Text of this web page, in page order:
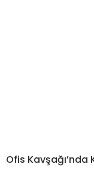
Ofis Kavşağı’nda